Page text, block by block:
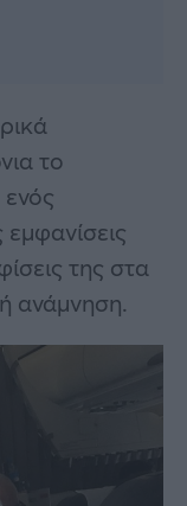
το
της στα
ανάμνηση.